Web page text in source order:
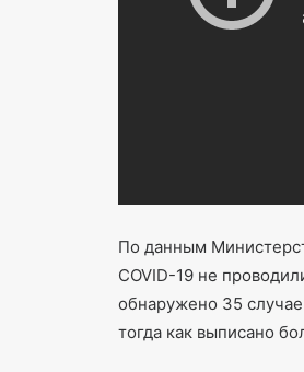
По данным
COVID-19 не
обнаружено 35
тогда как выписано